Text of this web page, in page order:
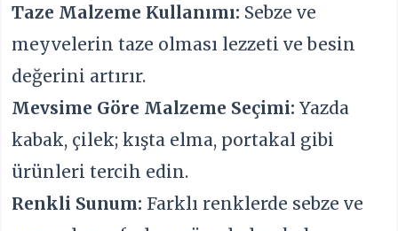
Taze Malzeme Kullanımı: Sebze ve
meyvelerin taze olması lezzeti ve besin
değerini artırır.
Mevsime Göre Malzeme Seçimi: Yazda
kabak, çilek; kışta elma, portakal gibi
ürünleri tercih edin.
Renkli Sunum: Farklı renklerde sebze ve